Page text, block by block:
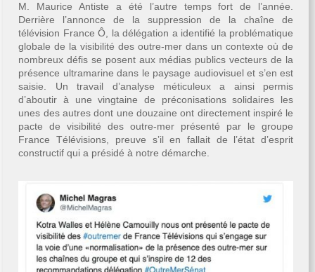
M. Maurice Antiste a été l’autre temps fort de l’année.
Derrière l’annonce de la suppression de la chaîne de
télévision France Ô, la délégation a identifié la problématique
globale de la visibilité des outre-mer dans un contexte où de
nombreux défis se posent aux médias publics vecteurs de la
présence ultramarine dans le paysage audiovisuel et s’en est
saisie. Un travail d’analyse méticuleux a ainsi permis
d’aboutir à une vingtaine de préconisations solidaires les
unes des autres dont une douzaine ont directement inspiré le
pacte de visibilité des outre-mer présenté par le groupe
France Télévisions, preuve s’il en fallait de l’état d’esprit
constructif qui a présidé à notre démarche.